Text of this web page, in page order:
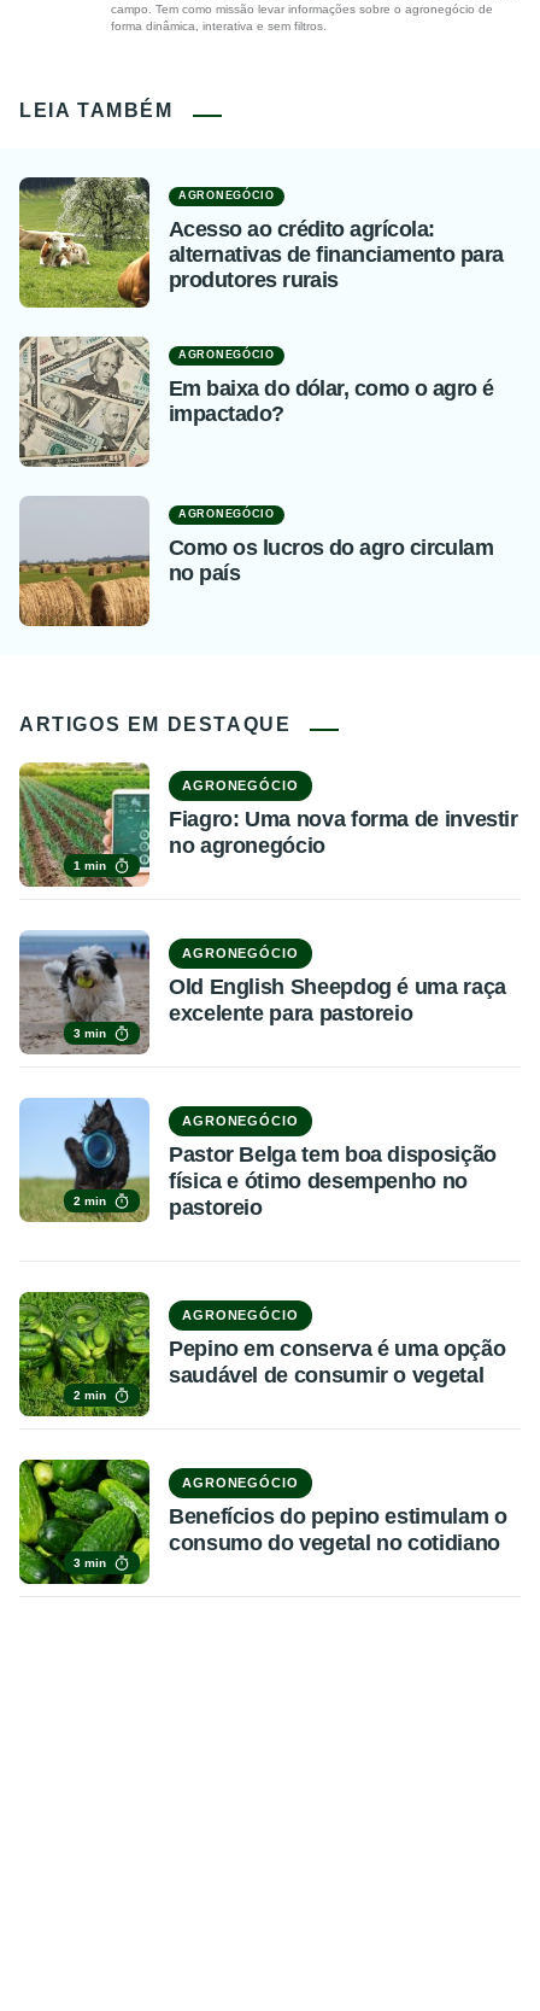
campo. Tem como missão levar informações sobre o agronegócio de
forma dinâmica, interativa e sem filtros.
LEIA TAMBÉM
AGRONEGÓCIO
Acesso ao crédito agrícola:
alternativas de financiamento para
produtores rurais
AGRONEGÓCIO
Em baixa do dólar, como o agro é
impactado?
AGRONEGÓCIO
Como os lucros do agro circulam
no país
ARTIGOS EM DESTAQUE
1 min
AGRONEGÓCIO
Fiagro: Uma nova forma de investir
no agronegócio
3 min
AGRONEGÓCIO
Old English Sheepdog é uma raça
excelente para pastoreio
2 min
AGRONEGÓCIO
Pastor Belga tem boa disposição
física e ótimo desempenho no
pastoreio
2 min
AGRONEGÓCIO
Pepino em conserva é uma opção
saudável de consumir o vegetal
3 min
AGRONEGÓCIO
Benefícios do pepino estimulam o
consumo do vegetal no cotidiano